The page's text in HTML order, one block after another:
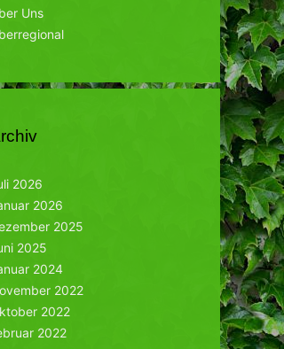
Uns
2026
2026
2025
2025
2024
2022
2022
2022